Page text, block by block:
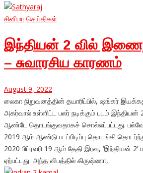
சினிமா செய்திகள்
இந்தியன் 2 வில்
– சுவாரசிய காரணம்
August 9, 2022
லைகா நிறுவனத்தின் தயாரிப்பில், ஷங்கர்
அகர்வால் உள்ளிட்ட பலர் நடிக்கும் படம்
ஆண்டே தொடங்குவதாகச் சொல்லப்பட்டது.
2019 ஆம் ஆண்டு படப்பிடிப்பு தொடங்கி
2020 பிப்ரவரி 19 ஆம் தேதி இரவு, ‘இந்தியன் 2’
ஏற்பட்டது. அந்த விபத்தில் கிருஷ்ணா,